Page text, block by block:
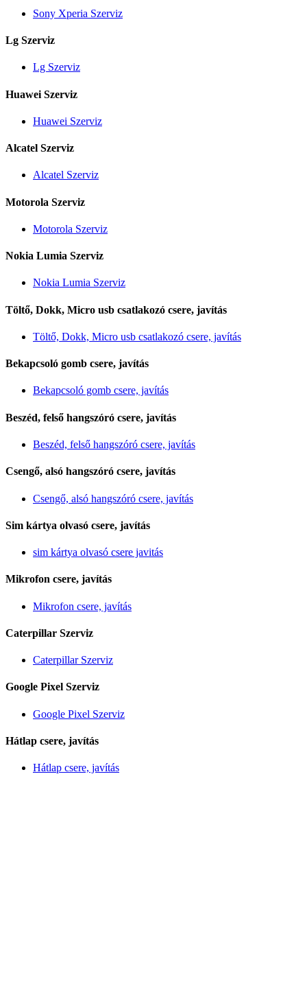
Sony Xperia Szerviz
Lg Szerviz
Lg Szerviz
Huawei Szerviz
Huawei Szerviz
Alcatel Szerviz
Alcatel Szerviz
Motorola Szerviz
Motorola Szerviz
Nokia Lumia Szerviz
Nokia Lumia Szerviz
Töltő, Dokk, Micro usb csatlakozó csere, javítás
Töltő, Dokk, Micro usb csatlakozó csere, javítás
Bekapcsoló gomb csere, javítás
Bekapcsoló gomb csere, javítás
Beszéd, felső hangszóró csere, javítás
Beszéd, felső hangszóró csere, javítás
Csengő, alsó hangszóró csere, javítás
Csengő, alsó hangszóró csere, javítás
Sim kártya olvasó csere, javítás
sim kártya olvasó csere javitás
Mikrofon csere, javítás
Mikrofon csere, javítás
Caterpillar Szerviz
Caterpillar Szerviz
Google Pixel Szerviz
Google Pixel Szerviz
Hátlap csere, javítás
Hátlap csere, javítás